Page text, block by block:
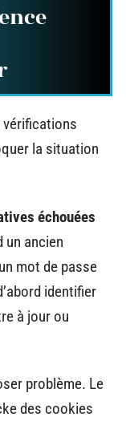
vérifications
la situation
échouées
un ancien
mot de passe
identifier
à jour ou
problème. Le
des cookies